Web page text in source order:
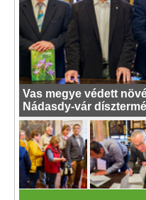
Vas megye védett
Nádasdy-vár